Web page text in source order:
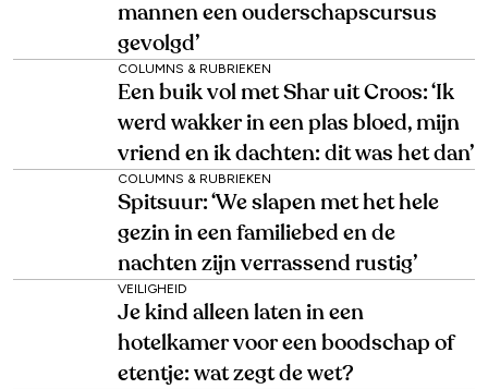
mannen een ouderschapscursus
gevolgd’
COLUMNS & RUBRIEKEN
Een buik vol met Shar uit Croos: ‘Ik
werd wakker in een plas bloed, mijn
vriend en ik dachten: dit was het dan’
COLUMNS & RUBRIEKEN
Spitsuur: ‘We slapen met het hele
gezin in een familiebed en de
nachten zijn verrassend rustig’
VEILIGHEID
Je kind alleen laten in een
hotelkamer voor een boodschap of
etentje: wat zegt de wet?